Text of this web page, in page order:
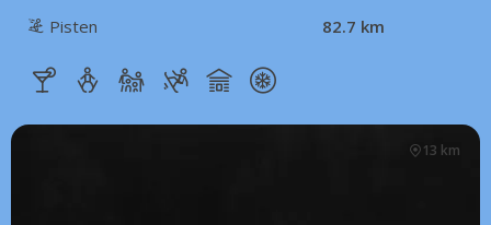
Pisten
82.7 km
13 km